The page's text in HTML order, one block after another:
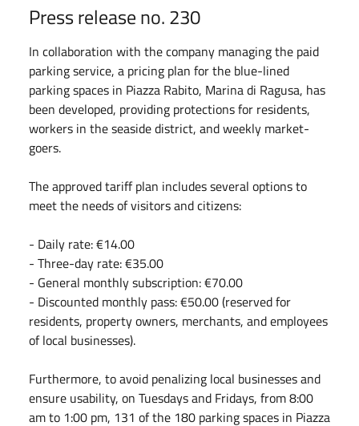
Press release no. 230
In collaboration with the company managing the paid
parking service, a pricing plan for the blue-lined
parking spaces in Piazza Rabito, Marina di Ragusa, has
been developed, providing protections for residents,
workers in the seaside district, and weekly market-
goers.
The approved tariff plan includes several options to
meet the needs of visitors and citizens:
- Daily rate: €14.00
- ⁠Three-day rate: €35.00
- ⁠General monthly subscription: €70.00
- Discounted monthly pass: €50.00 (reserved for
residents, property owners, merchants, and employees
of local businesses).
Furthermore, to avoid penalizing local businesses and
ensure usability, on Tuesdays and Fridays, from 8:00
am to 1:00 pm, 131 of the 180 parking spaces in Piazza